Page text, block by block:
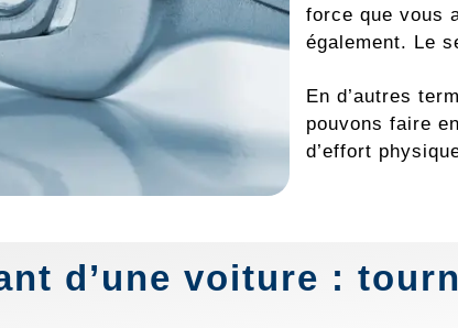
force que vous
également. Le
En d’autres
pouvons faire
d’effort
d’une voiture :